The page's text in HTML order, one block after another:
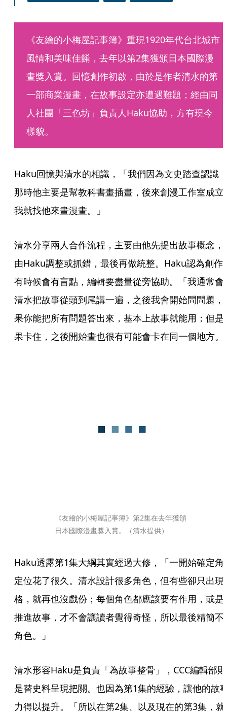
《友繪的小梅屋記事簿》重現1920年代台北城市
風情和美味佳餚，去年以第2集獲頒日本國際漫
畫獎入賞。回憶創作初啟，由於是作者清水的第
一部商業漫畫，在故事設定亦遭遇難題；經由同
人社團「三色坊」負責人Haku協助，方有現今
樣貌。
Haku回憶與清水的相識，「我們因為文史踏查認識
那時他主要是幫教科書畫插畫，後來創漫工作室成立
我就找他來畫漫畫。」
清水分享兩人合作流程，主要由他先提出故事概念，
由Haku調整或抓錯，最後再做統整。Haku認為創作
有時候會有盲點，編輯要盡量從旁協助。「我通常會
清水把故事從頭到尾講一遍，之後我會開始問問題，
果你能把所有問題答出來，基本上故事就能用；但是
果卡住，之後開始畫也很有可能會卡在同一個地方。
《友繪的小梅屋記事簿》第2集在去年獲頒
日本國際漫畫獎入賞。（清水提供）
Haku透露第1集大綱其實經過大修，「一開始確定角
定位花了很久。清水設計很多角色，但有些卻只出現
格，就再也沒戲份；每個角色都應該要有作用，或是
推進故事，才不會讓讀者覺得奇怪，所以最後精簡不
角色。」
清水形容Haku是負責「為故事整骨」，CCC編輯部則
是替史料呈現把關。也因為第1集的經驗，讓他的故
力得以提升。「所以在第2集、以及現在的第3集，就